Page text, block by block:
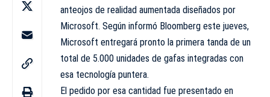
anteojos de realidad aumentada diseñados por
Microsoft. Según informó Bloomberg este jueves,
Microsoft entregará pronto la primera tanda de un
total de 5.000 unidades de gafas integradas con
esa tecnología puntera.
El pedido por esa cantidad fue presentado en